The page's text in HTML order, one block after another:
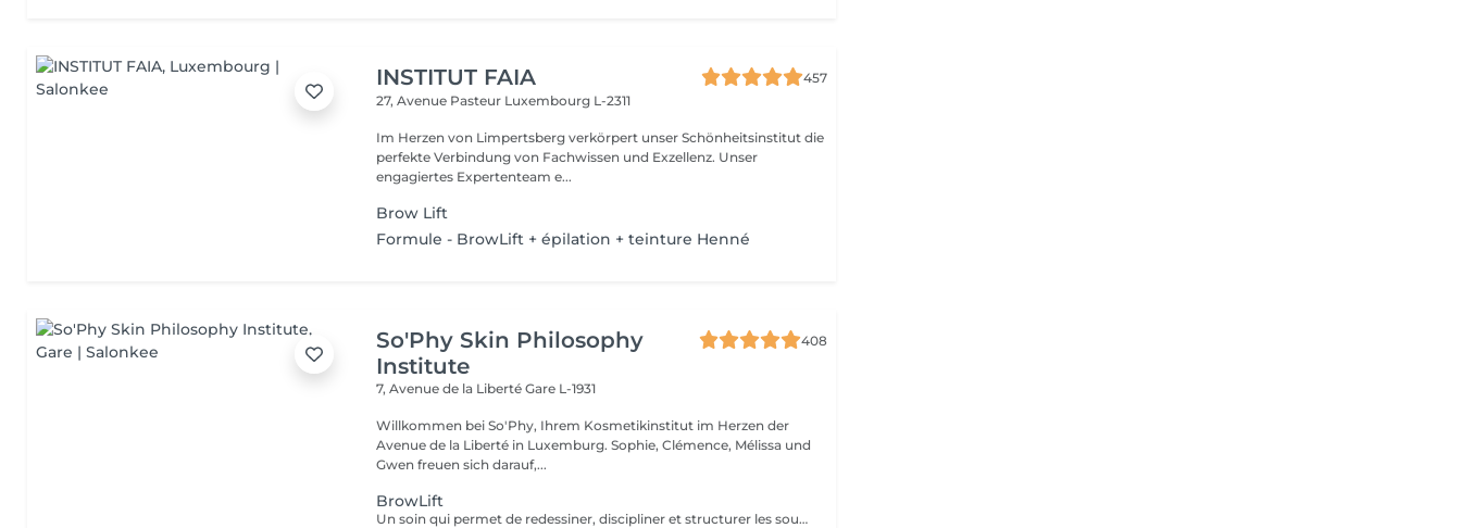
INSTITUT FAIA
457
27, Avenue Pasteur Luxembourg L-2311
Im Herzen von Limpertsberg verkörpert unser Schönheitsinstitut die
perfekte Verbindung von Fachwissen und Exzellenz. Unser
engagiertes Expertenteam e...
Brow Lift
Formule - BrowLift + épilation + teinture Henné
So'Phy Skin Philosophy
Institute
408
7, Avenue de la LibertéGare L-1931
Willkommen bei So'Phy, Ihrem Kosmetikinstitut im Herzen der
Avenue de la Liberté in Luxemburg. Sophie, Clémence, Mélissa und
Gwen freuen sich darauf,...
BrowLift
Un soin qui permet de redessiner, discipliner et structurer les sourcils pour un résultat net, harmonieux et naturellement sublimé. Le brow lift vient repositionner les poils afin de donner un effet plus fourni, mieux défini et parfaitement maîtrisé. Une teinture est incluse afin d'intensifier la couleur et d'apporter plus de profondeur au regard, tout en conservant un rendu naturel et élégant. Les sourcils sont restructurés, le regard est encadré et les traits du visage sont mis en valeur au quotidien.